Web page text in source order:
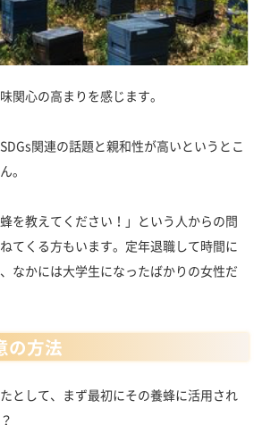
関心の高まりを感じます。
関連の話題と親和性が高いというとこ
。
を教えてください！」という人からの問
てくる方もいます。定年退職して時間に
なかには大学生になったばかりの女性だ
の方法
として、まず最初にその養蜂に活用され